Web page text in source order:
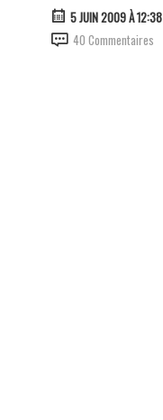
5 JUIN 2009 À 12:38
40 Commentaires